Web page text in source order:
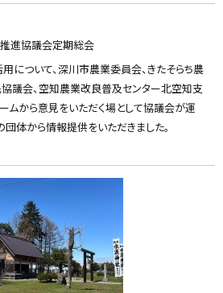
進協議会定期総会
について、深川市農業委員会、きたそらち農
議会、空知農業改良普及センター北空知支
ームから意見をいただく場として協議会が運
団体から情報提供をいただきました。